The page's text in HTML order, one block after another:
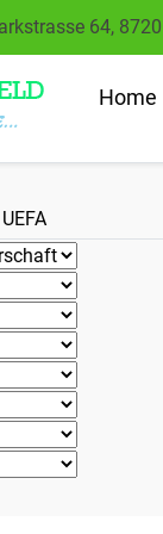
64,
Home
UEFA